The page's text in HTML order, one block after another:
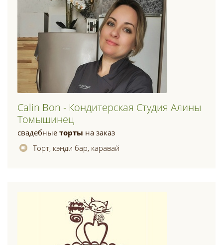
Calin Bon - Кондитерская Студия Алины
Томышинец
свадебные торты на заказ
Торт, кэнди бар, каравай